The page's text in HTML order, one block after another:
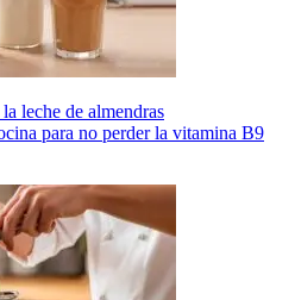
leche de almendras
para no perder la vitamina B9